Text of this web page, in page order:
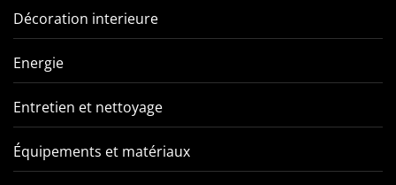
Décoration interieure
Energie
Entretien et nettoyage
Équipements et matériaux